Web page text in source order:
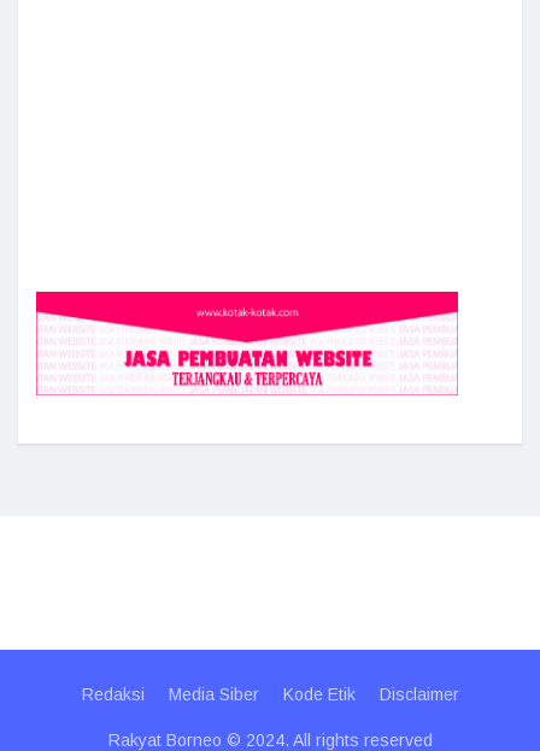
Redaksi Media Siber Kode Etik Disclaimer
Rakyat Borneo © 2024. All rights reserved